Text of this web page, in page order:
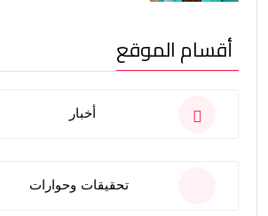
أقسام الموقع
أخبار
تحقيقات وحوارات